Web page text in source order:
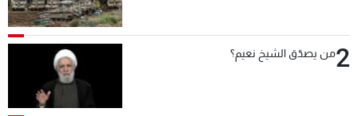
2من يصدّق الشيخ نعيم؟